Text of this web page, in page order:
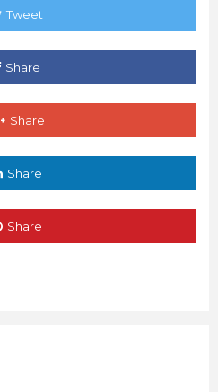
Tweet
Share
Share
Share
Share